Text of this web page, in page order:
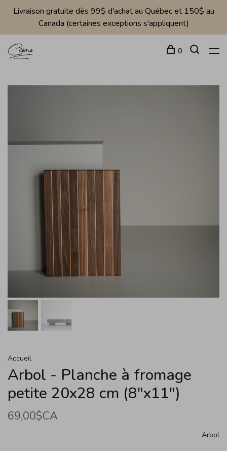
Livraison gratuite dès 99$ d'achat au Québec et 150$ au
Canada (certaines exceptions s'appliquent)
0
Accueil
Arbol - Planche à fromage
petite 20x28 cm (8"x11")
69,00$CA
Arbol